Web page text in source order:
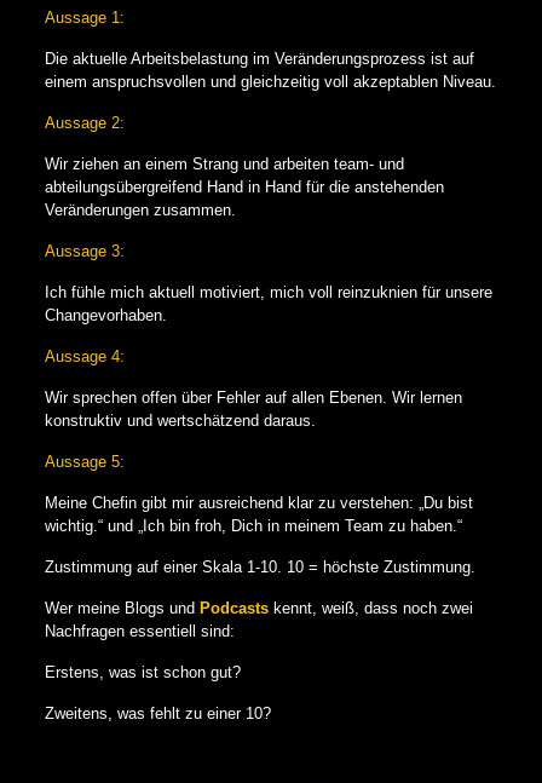
Aussage 1:
Die aktuelle Arbeitsbelastung im Veränderungsprozess ist auf
einem anspruchsvollen und gleichzeitig voll akzeptablen Niveau.
Aussage 2:
Wir ziehen an einem Strang und arbeiten team- und
abteilungsübergreifend Hand in Hand für die anstehenden
Veränderungen zusammen.
Aussage 3:
Ich fühle mich aktuell motiviert, mich voll reinzuknien für unsere
Changevorhaben.
Aussage 4:
Wir sprechen offen über Fehler auf allen Ebenen. Wir lernen
konstruktiv und wertschätzend daraus.
Aussage 5:
Meine Chefin gibt mir ausreichend klar zu verstehen: „Du bist
wichtig.“ und „Ich bin froh, Dich in meinem Team zu haben.“
Zustimmung auf einer Skala 1-10. 10 = höchste Zustimmung.
Wer meine Blogs und Podcasts kennt, weiß, dass noch zwei
Nachfragen essentiell sind:
Erstens, was ist schon gut?
Zweitens, was fehlt zu einer 10?